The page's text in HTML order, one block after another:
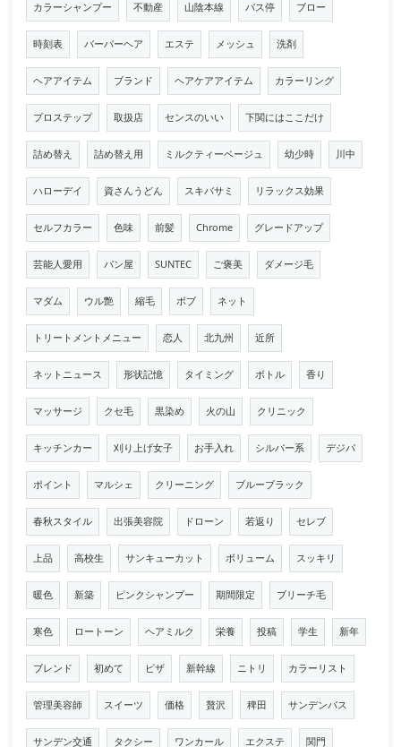
カラーシャンプー 不動産 山陰本線 バス停 ブロー
時刻表 バーバーヘア エステ メッシュ 洗剤
ヘアアイテム ブランド ヘアケアアイテム カラーリング
プロステップ 取扱店 センスのいい 下関にはここだけ
詰め替え 詰め替え用 ミルクティーベージュ 幼少時 川中
ハローデイ 資さんうどん スキバサミ リラックス効果
セルフカラー 色味 前髪 Chrome グレードアップ
芸能人愛用 パン屋 SUNTEC ご褒美 ダメージ毛
マダム ウル艶 縮毛 ボブ ネット
トリートメントメニュー 恋人 北九州 近所
ネットニュース 形状記憶 タイミング ボトル 香り
マッサージ クセ毛 黒染め 火の山 クリニック
キッチンカー 刈り上げ女子 お手入れ シルバー系 デジパ
ポイント マルシェ クリーニング ブルーブラック
春秋スタイル 出張美容院 ドローン 若返り セレブ
上品 高校生 サンキューカット ボリューム スッキリ
暖色 新築 ピンクシャンプー 期間限定 ブリーチ毛
寒色 ロートーン ヘアミルク 栄養 投稿 学生 新年
ブレンド 初めて ピザ 新幹線 ニトリ カラーリスト
管理美容師 スイーツ 価格 贅沢 稗田 サンデンバス
サンデン交通 タクシー ワンカール エクステ 関門